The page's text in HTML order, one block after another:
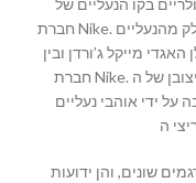
חברת Nike. הן יצאו לשוק לראשונה בשנת 1989 והיו חלק מהנעליים
מייקל ג’ורדן ובין
חברת Nike. עיצובן של ה-Jordan 5 נעשה על ידי המעצב טינקר
על ידי אוהבי נעליים
צבעים ודגמים שונים, והן ידועות